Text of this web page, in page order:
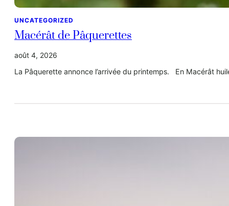
UNCATEGORIZED
Macérât de Pâquerettes
août 4, 2026
La Pâquerette annonce l’arrivée du printemps. En Macérât